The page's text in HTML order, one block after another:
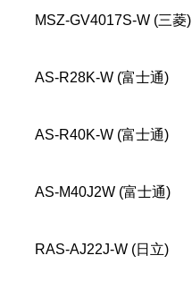
MSZ-GV4017S-W (三菱)
AS-R28K-W (富士通)
AS-R40K-W (富士通)
AS-M40J2W (富士通)
RAS-AJ22J-W (日立)